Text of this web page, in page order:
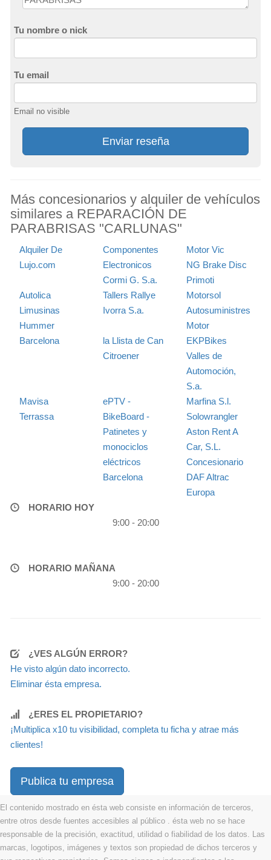
Tu nombre o nick
Tu email
Email no visible
Enviar reseña
Más concesionarios y alquiler de vehículos
similares a REPARACIÓN DE
PARABRISAS "CARLUNAS"
Alquiler De
Lujo.com
Componentes
Electronicos
Cormi G. S.a.
Motor Vic
NG Brake Disc
Primoti
Autolica
Tallers Rallye
Motorsol
Limusinas
Hummer
Barcelona
Ivorra S.a.
Autosuministres
Motor
la Llista de Can
Citroener
EKPBikes
Valles de
Automoción,
S.a.
Mavisa
Terrassa
ePTV -
BikeBoard -
Patinetes y
monociclos
eléctricos
Barcelona
Marfina S.l.
Solowrangler
Aston Rent A
Car, S.L.
Concesionario
DAF Altrac
Europa
HORARIO HOY
9:00 - 20:00
HORARIO MAÑANA
9:00 - 20:00
¿VES ALGÚN ERROR?
He visto algún dato incorrecto.
Eliminar ésta empresa.
¿ERES EL PROPIETARIO?
¡Multiplica x10 tu visibilidad, completa tu ficha y atrae más
clientes!
Publica tu empresa
El contenido mostrado en ésta web consiste en información de terceros,
entre otros desde fuentes accesibles al público . ésta web no se hace
responsable de la precisión, exactitud, utilidad o fiabilidad de los datos. Las
marcas, logotipos, imágenes y textos son propiedad de dichos terceros y